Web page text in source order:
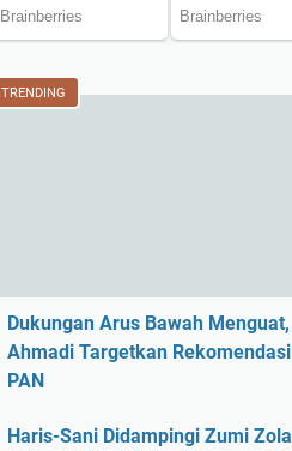
TRENDING
Dukungan Arus Bawah Menguat,
Ahmadi Targetkan Rekomendasi
PAN
Haris-Sani Didampingi Zumi Zola